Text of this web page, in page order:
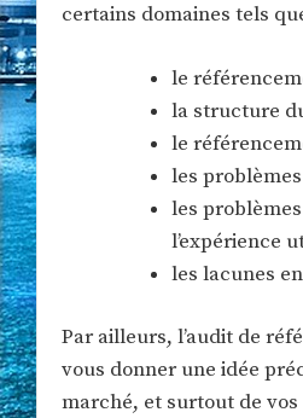
certains domaines tels
le
la structure
le
les
les
l’expérience
les lacunes
Par ailleurs, l’audit de
vous donner une idée
marché, et surtout de